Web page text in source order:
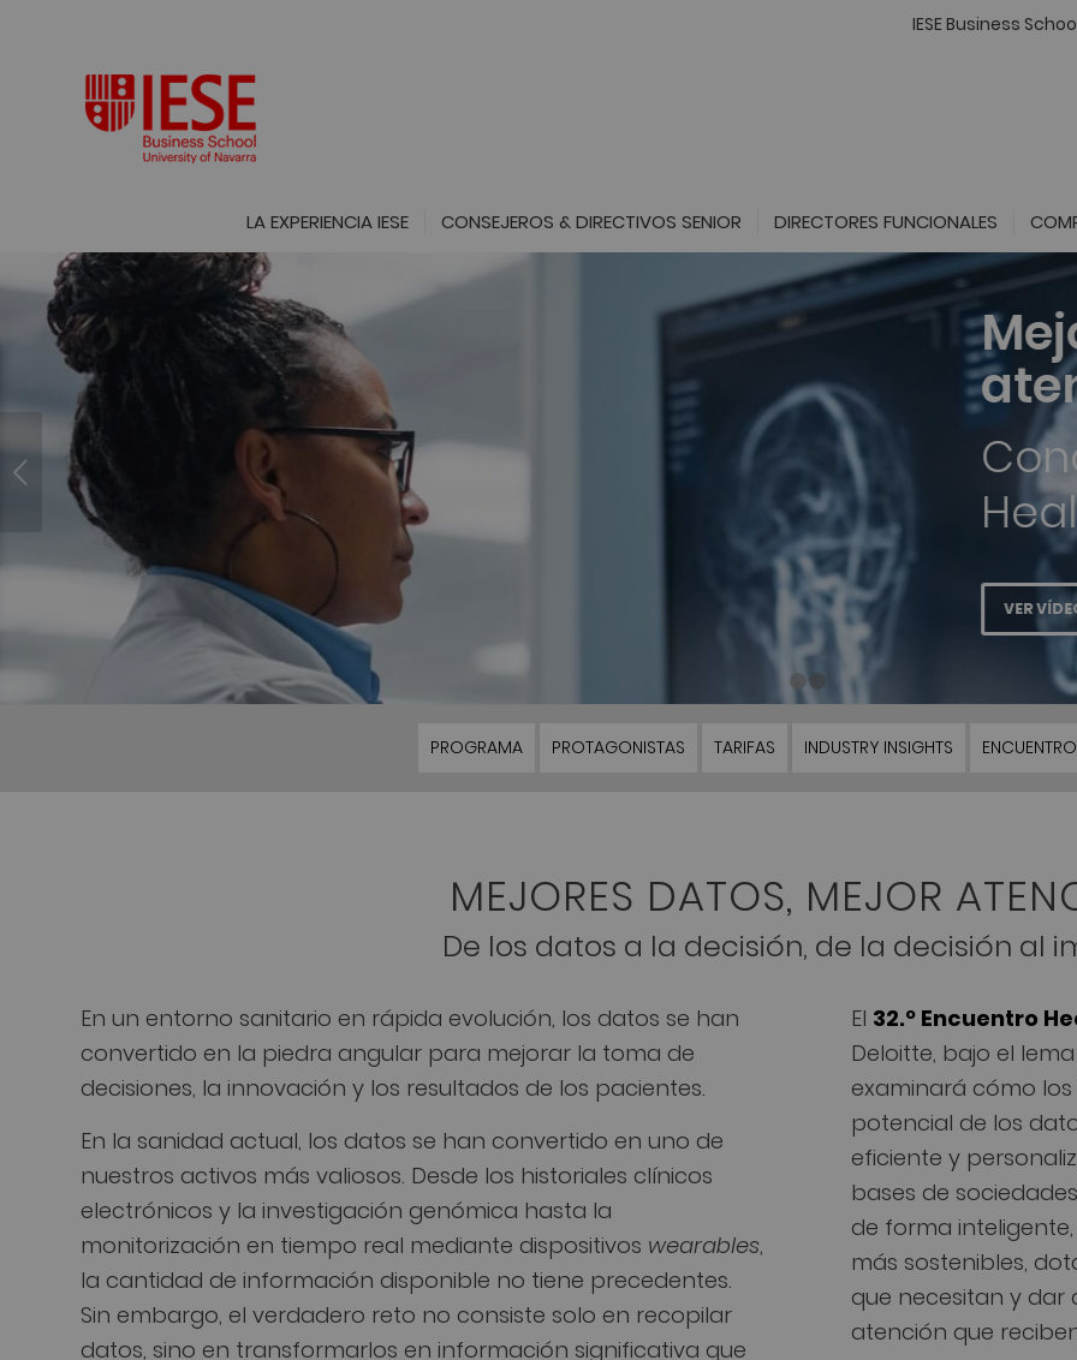
IESE Business
LA EXPERIENCIA IESE CONSEJEROS & DIRECTIVOS SENIOR DIRECTORES FUNCIONALES
PROGRAMA PROTAGONISTAS TARIFAS INDUSTRY INSIGHTS
MEJORES DATOS, MEJOR
De los datos a la decisión, de la decisión al
En un entorno sanitario en rápida evolución, los datos se han
convertido en la piedra angular para mejorar la toma de
decisiones, la innovación y los resultados de los pacientes.
En la sanidad actual, los datos se han convertido en uno de
nuestros activos más valiosos. Desde los historiales clínicos
electrónicos y la investigación genómica hasta la
monitorización en tiempo real mediante dispositivos wearables
la cantidad de información disponible no tiene precedentes.
Sin embargo, el verdadero reto no consiste solo en recopilar
datos, sino en transformarlos en información significativa que
El 32.º Encuentro
Deloitte, bajo el
examinará cómo
potencial de los
eficiente y
bases de
de forma
más sostenibles,
que necesitan y dar
atención que